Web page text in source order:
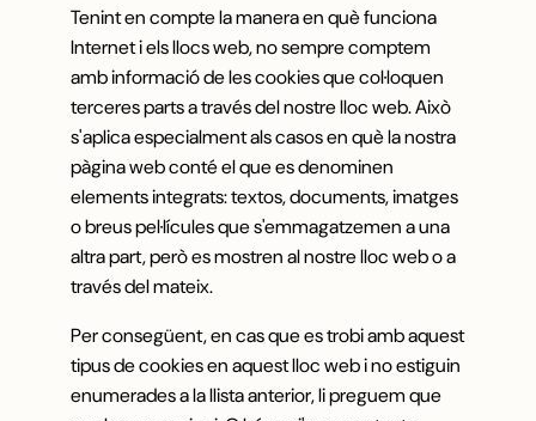
Tenint en compte la manera en què funciona
Internet i els llocs web, no sempre comptem
amb informació de les cookies que col·loquen
terceres parts a través del nostre lloc web. Això
s'aplica especialment als casos en què la nostra
pàgina web conté el que es denominen
elements integrats: textos, documents, imatges
o breus pel·lícules que s'emmagatzemen a una
altra part, però es mostren al nostre lloc web o a
través del mateix.
Per consegüent, en cas que es trobi amb aquest
tipus de cookies en aquest lloc web i no estiguin
enumerades a la llista anterior, li preguem que